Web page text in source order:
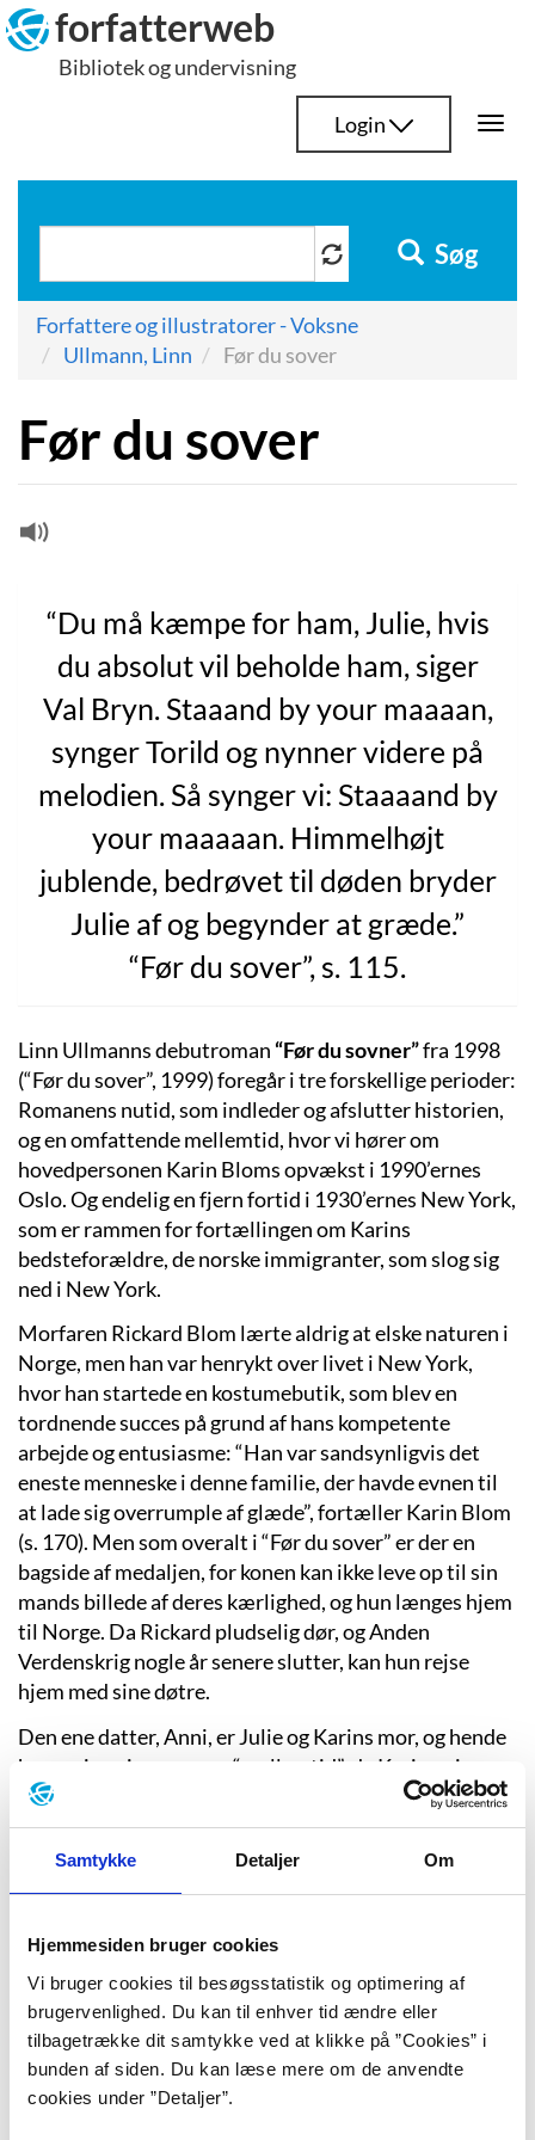
Samtykke Detaljer Om
Hjemmesiden bruger cookies
Vi bruger cookies til besøgsstatistik og optimering af
brugervenlighed. Du kan til enhver tid ændre eller
tilbagetrække dit samtykke ved at klikke på ”Cookies” i
bunden af siden. Du kan læse mere om de anvendte
cookies under ”Detaljer”.
Hop
til
indhold
forfatterweb
Bibliotek og undervisning
Login
Søg
Forfattere og illustratorer - Voksne
Ullmann, Linn
Før du sover
Før du sover
“Du må kæmpe for ham, Julie, hvis
du absolut vil beholde ham, siger
Val Bryn. Staaand by your maaaan,
synger Torild og nynner videre på
melodien. Så synger vi: Staaaand by
your maaaaan. Himmelhøjt
jublende, bedrøvet til døden bryder
Julie af og begynder at græde.”
“Før du sover”, s. 115.
Linn Ullmanns debutroman “Før du sovner”fra 1998
(“Før du sover”, 1999) foregår i tre forskellige perioder:
Romanens nutid, som indleder og afslutter historien,
og en omfattende mellemtid, hvor vi hører om
hovedpersonen Karin Bloms opvækst i 1990’ernes
Oslo. Og endelig en fjern fortid i 1930’ernes New York,
som er rammen for fortællingen om Karins
bedsteforældre, de norske immigranter, som slog sig
ned i New York.
Morfaren Rickard Blom lærte aldrig at elske naturen i
Norge, men han var henrykt over livet i New York,
hvor han startede en kostumebutik, som blev en
tordnende succes på grund af hans kompetente
arbejde og entusiasme: “Han var sandsynligvis det
eneste menneske i denne familie, der havde evnen til
at lade sig overrumple af glæde”, fortæller Karin Blom
(s. 170). Men som overalt i “Før du sover” er der en
bagside af medaljen, for konen kan ikke leve op til sin
mands billede af deres kærlighed, og hun længes hjem
til Norge. Da Rickard pludselig dør, og Anden
Verdenskrig nogle år senere slutter, kan hun rejse
hjem med sine døtre.
Den ene datter, Anni, er Julie og Karins mor, og hende
hører vi om i romanens “mellemtid”, da Karin er i
tyverne. Ligesom den øvrige familie er Anni ret skør,
“ikke vel forvaret”. Hun er til store følelser og drømme,
hun er “uimodståelig” og en mandemagnet. Men Anni
som elsker sine børn, for det er hun opdraget til. Ikke
desto mindre er hendes følelser ambivalente, for da
Karin som lille lyver for hende, hvisker hun: “Karin, jeg
elsker dig, fordi jeg er din mor, men jeg bryder mig ikke
særlig meget om dig” (s. 42).
Karins søster Julie er depressiv, og i sine teenageår